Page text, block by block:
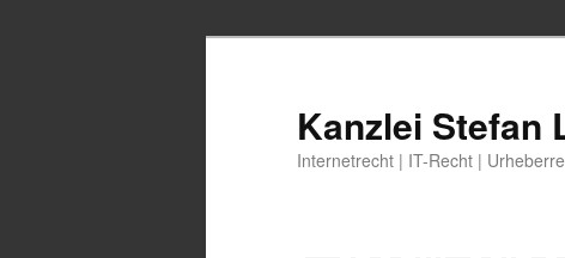
Kanzlei Stefan
Internetrecht | IT-Recht |